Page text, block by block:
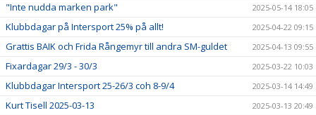
"Inte nudda marken park" 2025-05-14 18:05
Klubbdagar på Intersport 25% på allt! 2025-04-22 09:15
Grattis BAIK och Frida Rångemyr till andra SM-guldet 2025-04-13 09:55
Fixardagar 29/3 - 30/3 2025-03-22 10:03
Klubbdagar Intersport 25-26/3 coh 8-9/4 2025-03-14 14:49
Kurt Tisell 2025-03-13 2025-03-13 20:49